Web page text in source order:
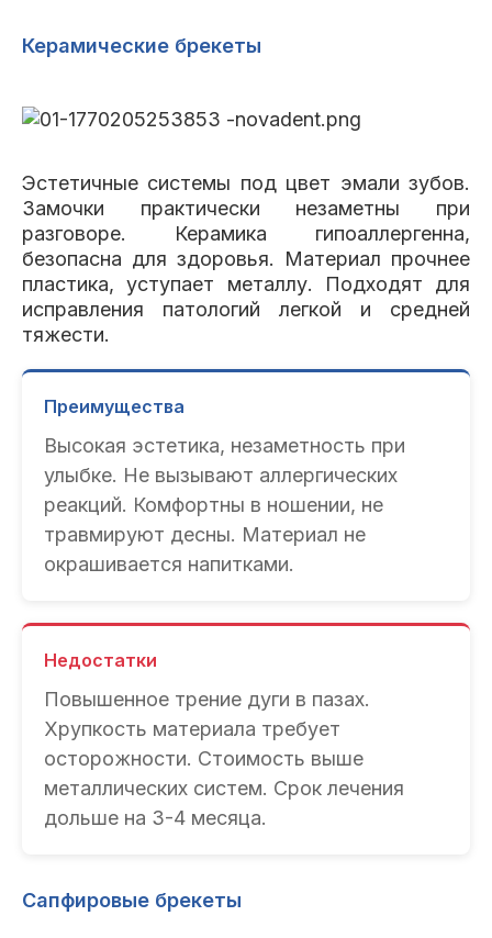
Керамические брекеты
Эстетичные системы под цвет эмали зубов.
Замочки практически незаметны при
разговоре. Керамика гипоаллергенна,
безопасна для здоровья. Материал прочнее
пластика, уступает металлу. Подходят для
исправления патологий легкой и средней
тяжести.
Преимущества
Высокая эстетика, незаметность при
улыбке. Не вызывают аллергических
реакций. Комфортны в ношении, не
травмируют десны. Материал не
окрашивается напитками.
Недостатки
Повышенное трение дуги в пазах.
Хрупкость материала требует
осторожности. Стоимость выше
металлических систем. Срок лечения
дольше на 3-4 месяца.
Сапфировые брекеты